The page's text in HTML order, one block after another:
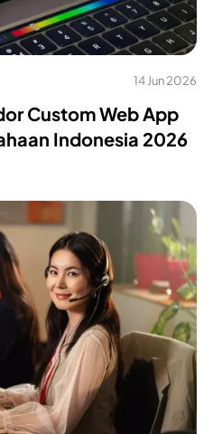
14 Jun 2026
Custom Web App
Indonesia 2026